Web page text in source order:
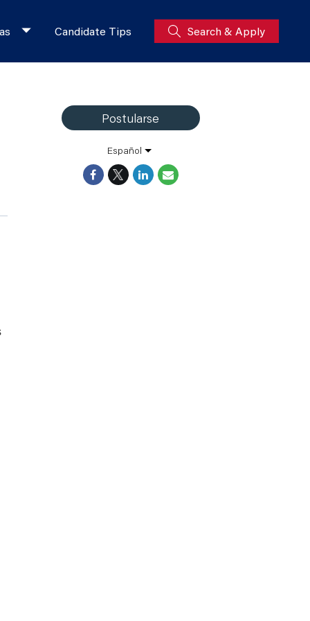
Candidate Tips Search & Apply
Postularse
Español